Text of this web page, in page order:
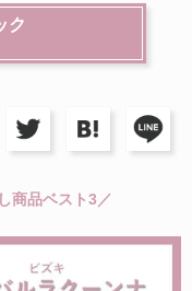
ク
商品ベスト3／